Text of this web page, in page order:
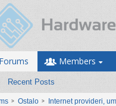
Forums
Recent Posts
Members
Ostalo Internet provideri,